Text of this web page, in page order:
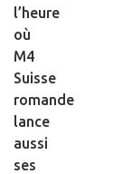
l’heure
où
M4
Suisse
romande
lance
aussi
ses